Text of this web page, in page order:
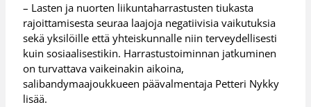
– Lasten ja nuorten liikuntaharrastusten tiukasta
rajoittamisesta seuraa laajoja negatiivisia vaikutuksia
sekä yksilöille että yhteiskunnalle niin terveydellisesti
kuin sosiaalisestikin. Harrastustoiminnan jatkuminen
on turvattava vaikeinakin aikoina,
salibandymaajoukkueen päävalmentaja Petteri Nykky
lisää.